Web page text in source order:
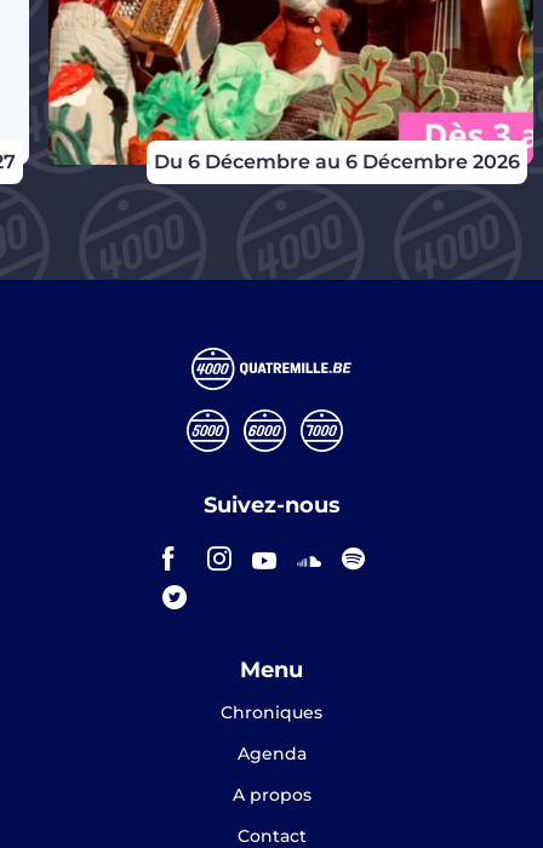
Du 6 Décembre au 6 Décembre 2026
Suivez-nous
Menu
Chroniques
Agenda
A propos
Contact